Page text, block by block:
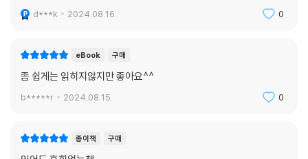
d***k 2024.08.16. 0
eBook 구매
좀 쉽게는 읽히지않지만 좋아요^^
b*****r 2024.08.15. 0
종이책 구매